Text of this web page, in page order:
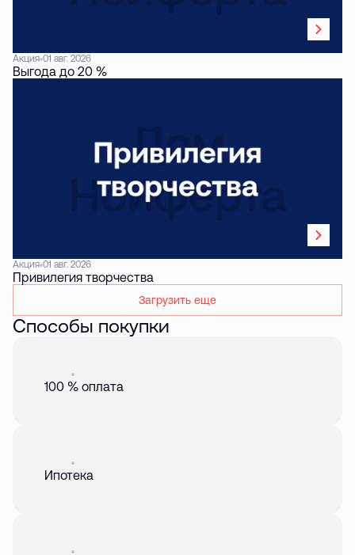
Акция 01 авг. 2026
Выгода до 20 %
Акция 01 авг. 2026
Привилегия творчества
Загрузить еще
Способы покупки
100 % оплата
Ипотека